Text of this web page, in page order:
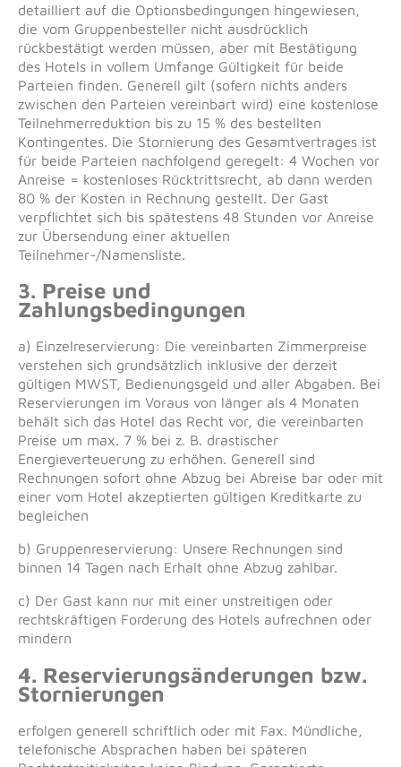
detailliert auf die Optionsbedingungen hingewiesen,
die vom Gruppenbesteller nicht ausdrücklich
rückbestätigt werden müssen, aber mit Bestätigung
des Hotels in vollem Umfange Gültigkeit für beide
Parteien finden. Generell gilt (sofern nichts anders
zwischen den Parteien vereinbart wird) eine kostenlose
Teilnehmerreduktion bis zu 15 % des bestellten
Kontingentes. Die Stornierung des Gesamtvertrages ist
für beide Parteien nachfolgend geregelt: 4 Wochen vor
Anreise = kostenloses Rücktrittsrecht, ab dann werden
80 % der Kosten in Rechnung gestellt. Der Gast
verpflichtet sich bis spätestens 48 Stunden vor Anreise
zur Übersendung einer aktuellen
Teilnehmer-/Namensliste.
3. Preise und
Zahlungsbedingungen
a) Einzelreservierung: Die vereinbarten Zimmerpreise
verstehen sich grundsätzlich inklusive der derzeit
gültigen MWST, Bedienungsgeld und aller Abgaben. Bei
Reservierungen im Voraus von länger als 4 Monaten
behält sich das Hotel das Recht vor, die vereinbarten
Preise um max. 7 % bei z. B. drastischer
Energieverteuerung zu erhöhen. Generell sind
Rechnungen sofort ohne Abzug bei Abreise bar oder mit
einer vom Hotel akzeptierten gültigen Kreditkarte zu
begleichen
b) Gruppenreservierung: Unsere Rechnungen sind
binnen 14 Tagen nach Erhalt ohne Abzug zahlbar.
c) Der Gast kann nur mit einer unstreitigen oder
rechtskräftigen Forderung des Hotels aufrechnen oder
mindern
4. Reservierungsänderungen bzw.
Stornierungen
erfolgen generell schriftlich oder mit Fax. Mündliche,
telefonische Absprachen haben bei späteren